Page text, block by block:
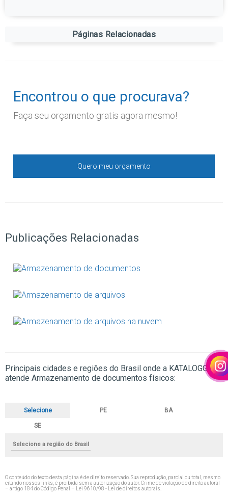
Páginas Relacionadas
Encontrou o que procurava?
Faça seu orçamento gratis agora mesmo!
Quero meu orçamento
Publicações Relacionadas
Principais cidades e regiões do Brasil onde a KATALOGG
atende Armazenamento de documentos físicos:
Selecione PE BA
SE
Selecione a região do Brasil
O conteúdo do texto desta página é de direito reservado. Sua reprodução, parcial ou total, mesmo
citando nossos links, é proibida sem a autorização do autor. Crime de violação de direito autoral
– artigo 184 do Código Penal –
Lei 9610/98 - Lei de direitos autorais